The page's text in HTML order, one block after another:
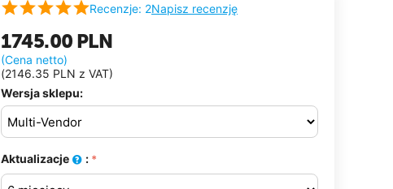
Recenzje: 2Napisz recenzję
1745.00 PLN
(Cena netto)
(2146.35 PLN z VAT)
Wersja sklepu:
Aktualizacje :